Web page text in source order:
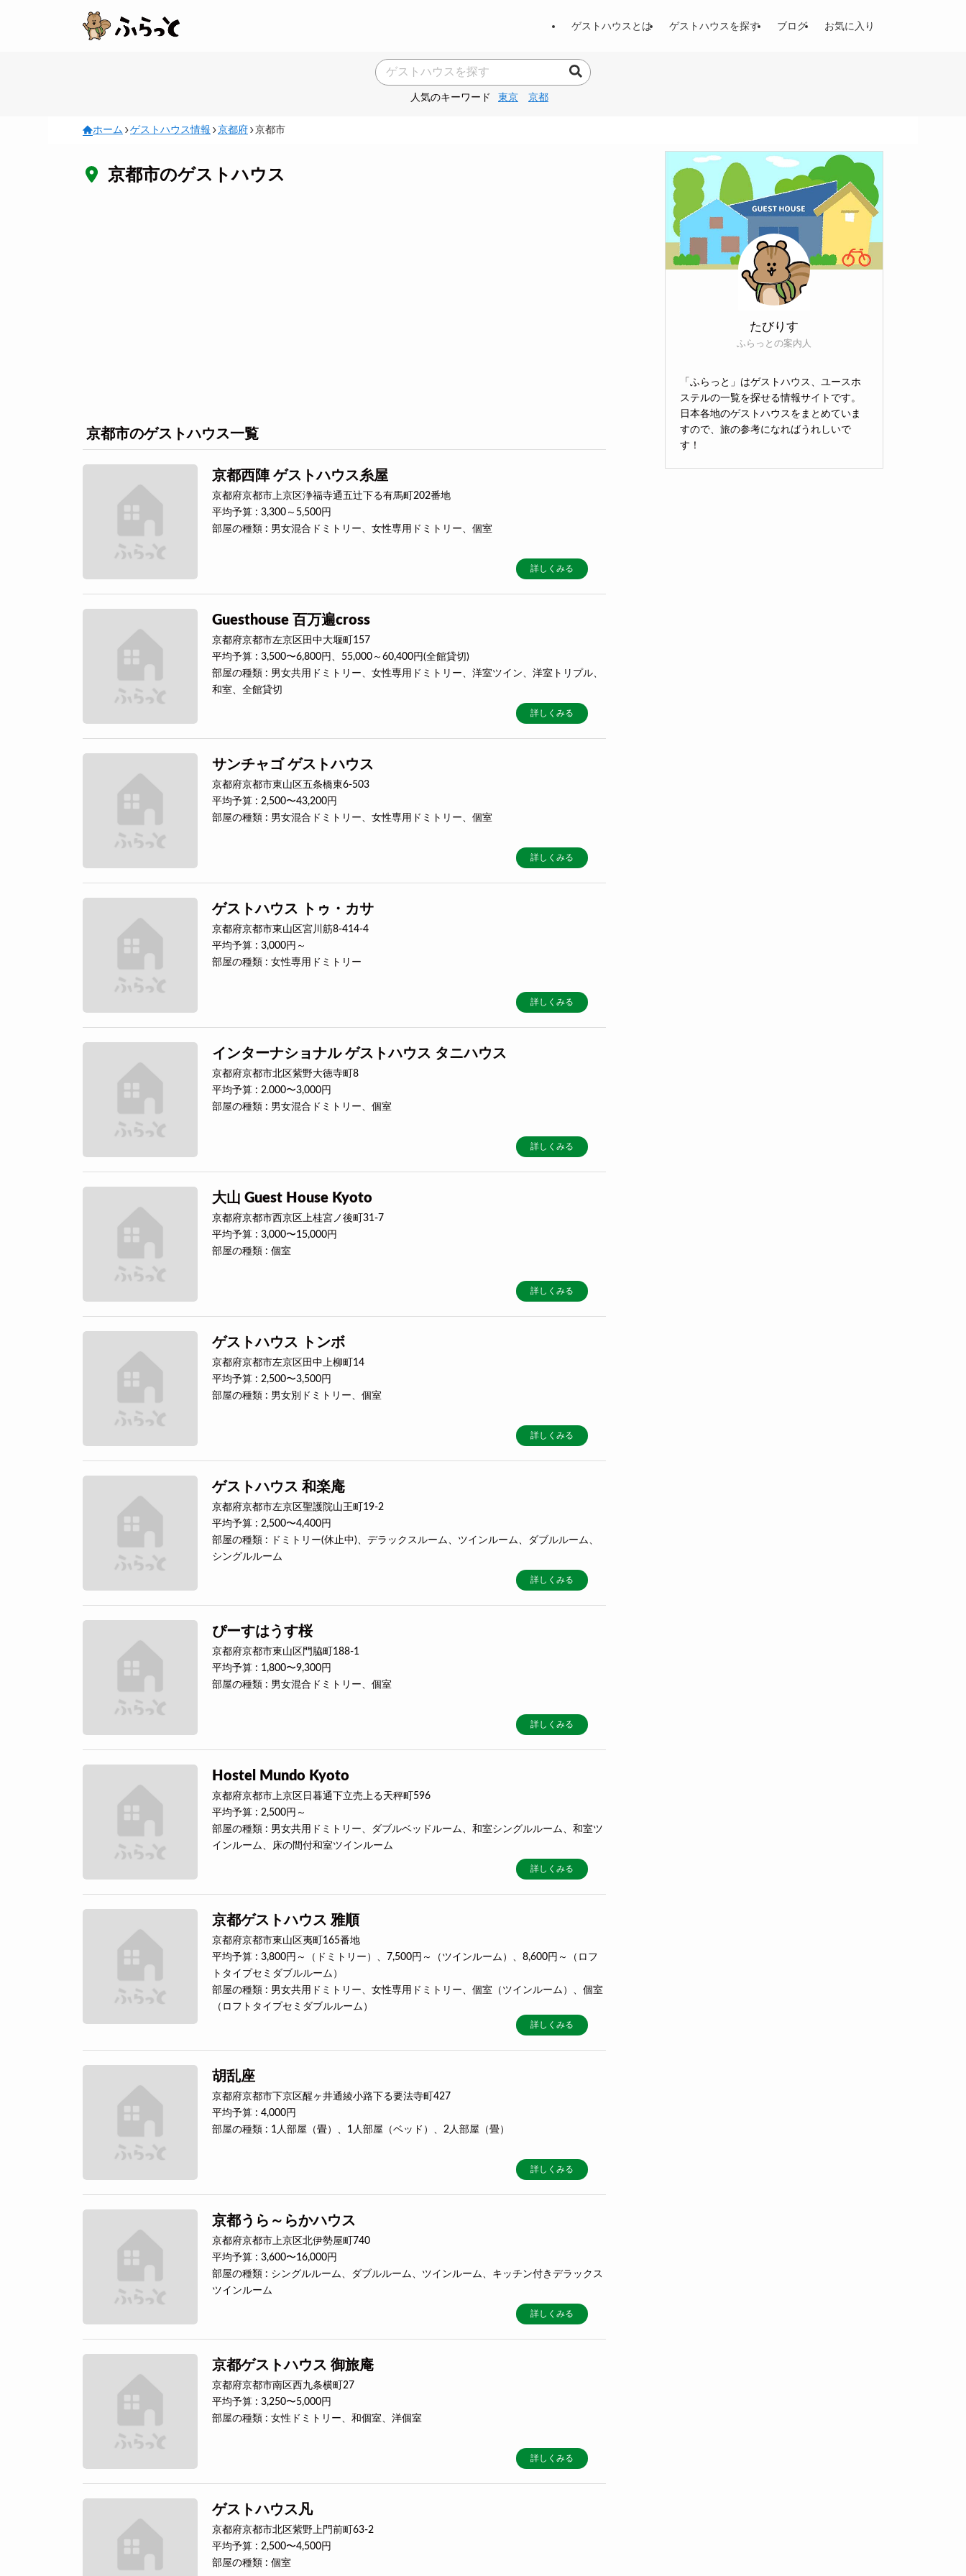
ゲストハウスとは ゲストハウスを探す ブログ お気に入り
人気のキーワード 東京 京都
ホーム ゲストハウス情報 京都府 京都市
京都市のゲストハウス
京都市のゲストハウス一覧
京都西陣 ゲストハウス糸屋
京都府京都市上京区浄福寺通五辻下る有馬町202番地
平均予算 : 3,300～5,500円
部屋の種類 : 男女混合ドミトリー、女性専用ドミトリー、個室
詳しくみる
Guesthouse 百万遍cross
京都府京都市左京区田中大堰町157
平均予算 : 3,500〜6,800円、55,000～60,400円(全館貸切)
部屋の種類 : 男女共用ドミトリー、女性専用ドミトリー、洋室ツイン、洋室トリプル、
和室、全館貸切
詳しくみる
サンチャゴ ゲストハウス
京都府京都市東山区五条橋東6-503
平均予算 : 2,500〜43,200円
部屋の種類 : 男女混合ドミトリー、女性専用ドミトリー、個室
詳しくみる
ゲストハウス トゥ・カサ
京都府京都市東山区宮川筋8-414-4
平均予算 : 3,000円～
部屋の種類 : 女性専用ドミトリー
詳しくみる
インターナショナル ゲストハウス タニハウス
京都府京都市北区紫野大徳寺町8
平均予算 : 2.000〜3,000円
部屋の種類 : 男女混合ドミトリー、個室
詳しくみる
大山 Guest House Kyoto
京都府京都市西京区上桂宮ノ後町31-7
平均予算 : 3,000〜15,000円
部屋の種類 : 個室
詳しくみる
ゲストハウス トンボ
京都府京都市左京区田中上柳町14
平均予算 : 2,500〜3,500円
部屋の種類 : 男女別ドミトリー、個室
詳しくみる
ゲストハウス 和楽庵
京都府京都市左京区聖護院山王町19-2
平均予算 : 2,500〜4,400円
部屋の種類 : ドミトリー(休止中)、デラックスルーム、ツインルーム、ダブルルーム、
シングルルーム
詳しくみる
ぴーすはうす桜
京都府京都市東山区門脇町188-1
平均予算 : 1,800〜9,300円
部屋の種類 : 男女混合ドミトリー、個室
詳しくみる
Hostel Mundo Kyoto
京都府京都市上京区日暮通下立売上る天秤町596
平均予算 : 2,500円～
部屋の種類 : 男女共用ドミトリー、ダブルベッドルーム、和室シングルルーム、和室ツ
インルーム、床の間付和室ツインルーム
詳しくみる
京都ゲストハウス 雅順
京都府京都市東山区夷町165番地
平均予算 : 3,800円～（ドミトリー）、7,500円～（ツインルーム）、8,600円～（ロフ
トタイプセミダブルルーム）
部屋の種類 : 男女共用ドミトリー、女性専用ドミトリー、個室（ツインルーム）、個室
（ロフトタイプセミダブルルーム）
詳しくみる
胡乱座
京都府京都市下京区醒ヶ井通綾小路下る要法寺町427
平均予算 : 4,000円
部屋の種類 : 1人部屋（畳）、1人部屋（ベッド）、2人部屋（畳）
詳しくみる
京都うら～らかハウス
京都府京都市上京区北伊勢屋町740
平均予算 : 3,600〜16,000円
部屋の種類 : シングルルーム、ダブルルーム、ツインルーム、キッチン付きデラックス
ツインルーム
詳しくみる
京都ゲストハウス 御旅庵
京都府京都市南区西九条横町27
平均予算 : 3,250〜5,000円
部屋の種類 : 女性ドミトリー、和個室、洋個室
詳しくみる
ゲストハウス凡
京都府京都市北区紫野上門前町63-2
平均予算 : 2,500〜4,500円
部屋の種類 : 個室
たびりす
ふらっとの案内人
「ふらっと」はゲストハウス、ユースホ
ステルの一覧を探せる情報サイトです。
日本各地のゲストハウスをまとめていま
すので、旅の参考になればうれしいで
す！